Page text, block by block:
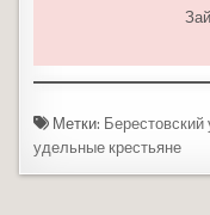
Метки:
удельные крестьяне